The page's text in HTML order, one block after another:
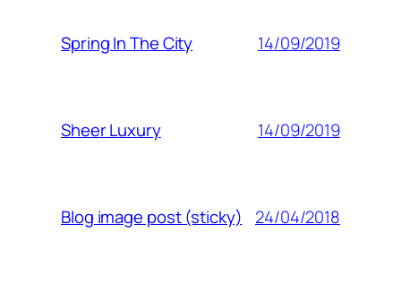
Spring In The City 14/09/2019
Sheer Luxury 14/09/2019
Blog image post (sticky) 24/04/2018